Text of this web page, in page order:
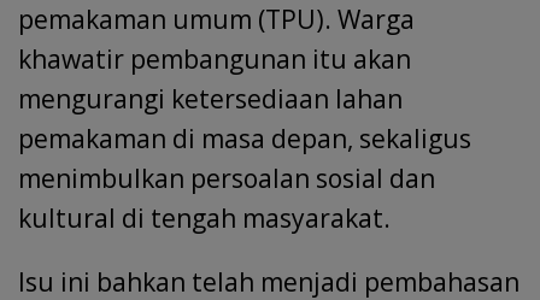
pemakaman umum (TPU). Warga
khawatir pembangunan itu akan
mengurangi ketersediaan lahan
pemakaman di masa depan, sekaligus
menimbulkan persoalan sosial dan
kultural di tengah masyarakat.
Isu ini bahkan telah menjadi pembahasan